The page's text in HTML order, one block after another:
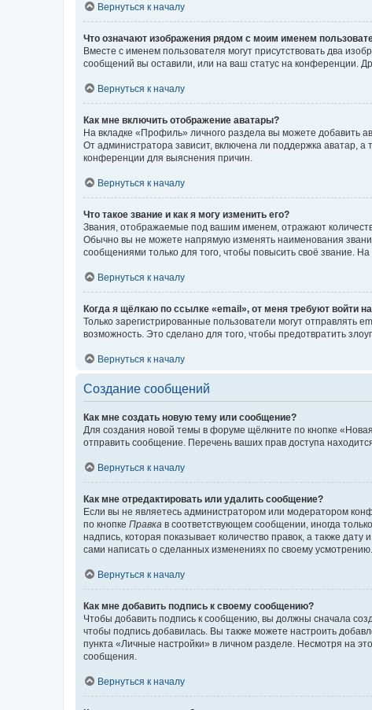
Вернуться к началу
Что означают изображения рядом с моим именем
Вместе с именем пользователя могут присутствовать два
сообщений вы оставили, или на ваш статус на конференции.
Вернуться к началу
Как мне включить отображение аватары?
На вкладке «Профиль» личного раздела вы можете добавить
От администратора зависит, включена ли поддержка аватар,
конференции для выяснения причин.
Вернуться к началу
Что такое звание и как я могу изменить его?
Звания, отображаемые под вашим именем, отражают
Обычно вы не можете напрямую изменять наименования
сообщениями только для того, чтобы повысить своё звание.
Вернуться к началу
Когда я щёлкаю по ссылке «email», от меня требуют войти
Только зарегистрированные пользователи могут отправлять
возможность. Это сделано для того, чтобы предотвратить
Вернуться к началу
Создание сообщений
Как мне создать новую тему или сообщение?
Для создания новой темы в форуме щёлкните по кнопке
отправить сообщение. Перечень ваших прав доступа
Вернуться к началу
Как мне отредактировать или удалить сообщение?
Если вы не являетесь администратором или модератором
по кнопке Правка в соответствующем сообщении, иногда
надпись, которая показывает количество правок, а также
сами написать о сделанных изменениях по своему
Вернуться к началу
Как мне добавить подпись к своему сообщению?
Чтобы добавить подпись к сообщению, вы должны сначала
чтобы подпись добавилась. Вы также можете настроить
пункта «Личные настройки» в личном разделе. Несмотря на
сообщения.
Вернуться к началу